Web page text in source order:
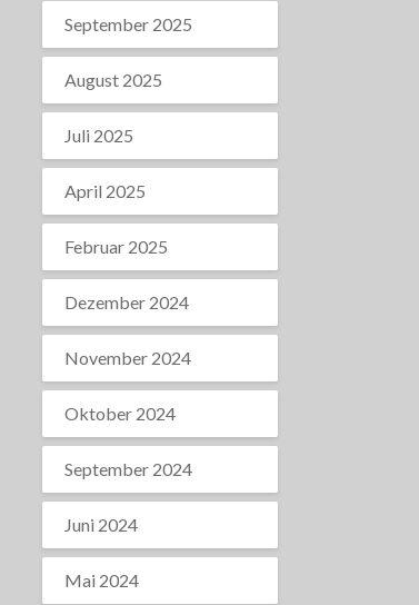
September 2025
August 2025
Juli 2025
April 2025
Februar 2025
Dezember 2024
November 2024
Oktober 2024
September 2024
Juni 2024
Mai 2024